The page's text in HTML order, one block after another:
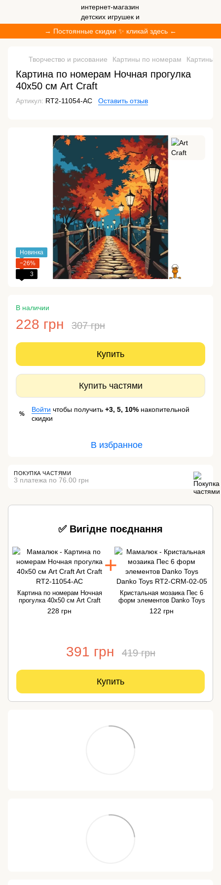
→ Постоянные скидки ✨ кликай здесь ←
Творчество и рисование Картины по номерам Картины
Картина по номерам Ночная прогулка
40х50 см Art Craft
Артикул: RT2-11054-AC Оставить отзыв
Новинка
−26%
3
В наличии
228 грн 307 грн
Купить
Купить частями
%
Войти чтобы получить +3, 5, 10% накопительной
скидки
В избранное
ПОКУПКА ЧАСТЯМИ
3 платежа по 76.00 грн
✅ Вигідне поєднання
Картина по номерам Ночная
прогулка 40х50 см Art Craft
228 грн
Кристальная мозаика Пес 6
форм элементов Danko Toys
122 грн
391 грн 419 грн
Купить